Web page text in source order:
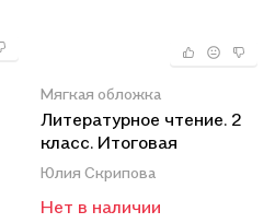
Мягкая обложка
Литературное чтение. 2
класс. Итоговая
аттестация. Базовый и
повышенный уровни
сложности
Юлия Скрипова
Нет в наличии